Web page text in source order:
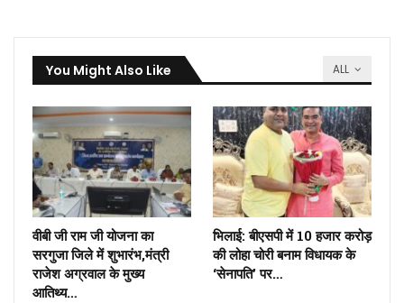
ALL
You Might Also Like
वीबी जी राम जी योजना का
सरगुजा जिले में शुभारंभ,मंत्री
राजेश अग्रवाल के मुख्य
आतिथ्य…
भिलाई: बीएसपी में 10 हजार करोड़
की लोहा चोरी बनाम विधायक के
‘सेनापति’ पर…